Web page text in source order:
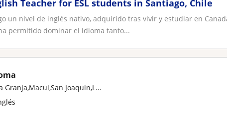
Teacher for ESL students in Santiago, Chile
un nivel de inglés nativo, adquirido tras vivir y estudiar en
permitido dominar el idioma tanto...
Granja,Macul,San Joaquin,L...